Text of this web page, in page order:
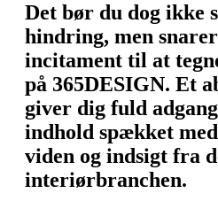
Det bør du dog ikke
hindring, men
incitament til at
på 365DESIGN. Et
giver dig fuld
indhold spækket
viden og indsigt fra
interiørbranchen.